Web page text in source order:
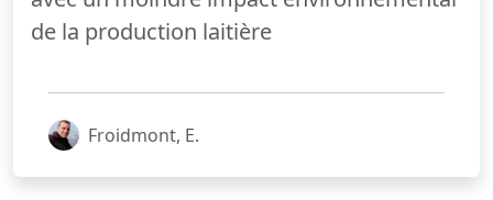
de la production laitière
Froidmont, E.